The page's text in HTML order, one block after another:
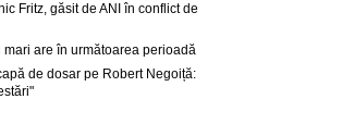
Fritz, găsit de ANI în conflict de
are în următoarea perioadă
de dosar pe Robert Negoiță: